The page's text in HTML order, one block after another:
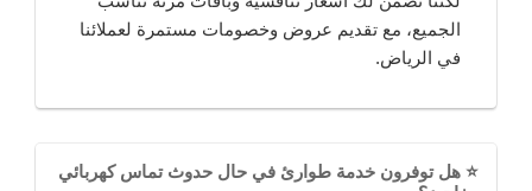
الجميع، مع تقديم عروض وخصومات مستمرة لعملائنا
في الرياض.
⭐ هل توفرون خدمة طوارئ في حال حدوث تماس كهربائي